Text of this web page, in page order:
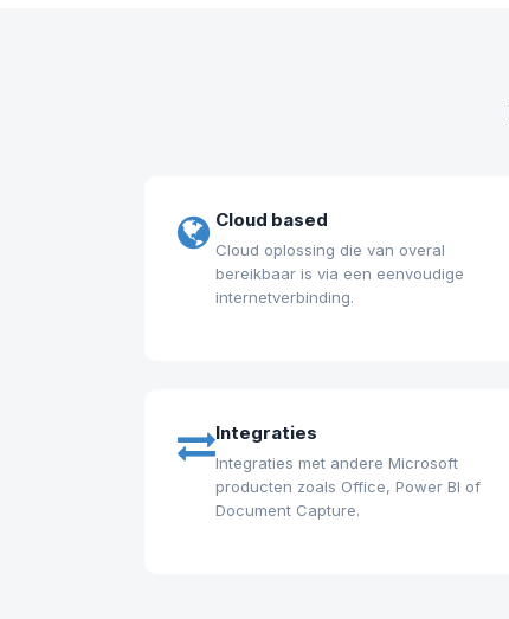
Cloud based
Cloud oplossing die van overal
bereikbaar is via een eenvoudige
internetverbinding.
Integraties
Integraties met andere Microsoft
producten zoals Office, Power BI of
Document Capture.